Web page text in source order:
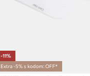
-11%
Extra -5% s kodom: OFF*